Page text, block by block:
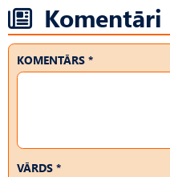
Komentāri
KOMENTĀRS *
VĀRDS *